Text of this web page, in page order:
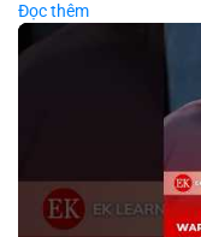
nhuận tái đầu tư và
Đối với nhà đầu tư
dự án tiềm năng
đóng góp xã hội và
bền vững tài chính
🎥 Xem video trực
Nguồn: KIEN THUC
Đọc thêm